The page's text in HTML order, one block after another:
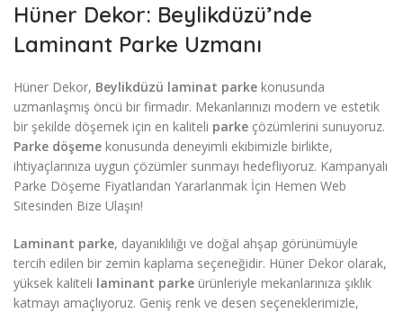
Hüner Dekor: Beylikdüzü’nde
Laminant Parke Uzmanı
Hüner Dekor, Beylikdüzü laminat parke konusunda
uzmanlaşmış öncü bir firmadır. Mekanlarınızı modern ve estetik
bir şekilde döşemek için en kaliteli parke çözümlerini sunuyoruz.
Parke döşeme konusunda deneyimli ekibimizle birlikte,
ihtiyaçlarınıza uygun çözümler sunmayı hedefliyoruz. Kampanyalı
Parke Döşeme Fiyatlarıdan Yararlanmak İçin Hemen Web
Sitesinden Bize Ulaşın!
Laminant parke, dayanıklılığı ve doğal ahşap görünümüyle
tercih edilen bir zemin kaplama seçeneğidir. Hüner Dekor olarak,
yüksek kaliteli laminant parke ürünleriyle mekanlarınıza şıklık
katmayı amaçlıyoruz. Geniş renk ve desen seçeneklerimizle,